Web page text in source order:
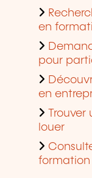
en
pour
en
louer
formation